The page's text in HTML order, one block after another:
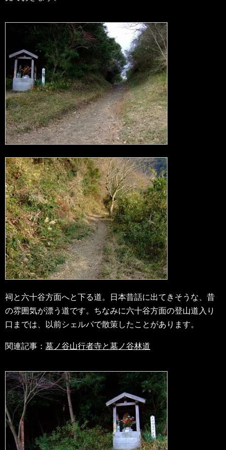
祠と六十谷方面へと下る道。日本昔話に出てきそうな、昔
の雰囲気が漂う道です。ちなみに六十谷方面の登山道入り
口までは、以前シェルパで散策したことがあります。
関連記事： 墓ノ谷山行者寺と墓ノ谷林道